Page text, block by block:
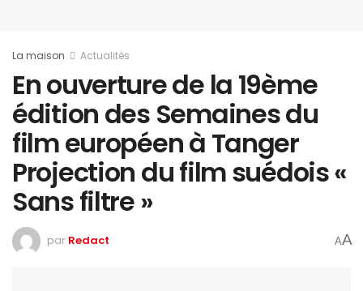
La maison Actualités
En ouverture de la 19ème
édition des Semaines du
film européen à Tanger
Projection du film suédois «
Sans filtre »
par Redact AA